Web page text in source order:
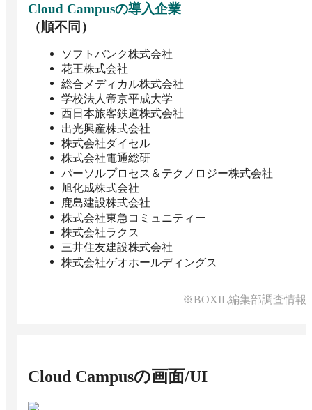
Cloud Campusの導入企業
（順不同）
ソフトバンク株式会社
花王株式会社
総合メディカル株式会社
学校法人帝京平成大学
西日本旅客鉄道株式会社
出光興産株式会社
株式会社ダイセル
株式会社電通総研
パーソルプロセス＆テクノロジー株式会社
旭化成株式会社
鹿島建設株式会社
株式会社東急コミュニティー
株式会社ラクス
三井住友建設株式会社
株式会社ゲオホールディングス
※BOXIL編集部調査情報
Cloud Campusの画面/UI